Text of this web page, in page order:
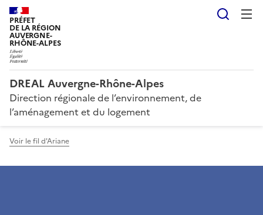
PRÉFET
DE LA RÉGION
AUVERGNE-
RHÔNE-ALPES
DREAL Auvergne-Rhône-Alpes
Direction régionale de l’environnement, de
l’aménagement et du logement
Voir le fil d'Ariane